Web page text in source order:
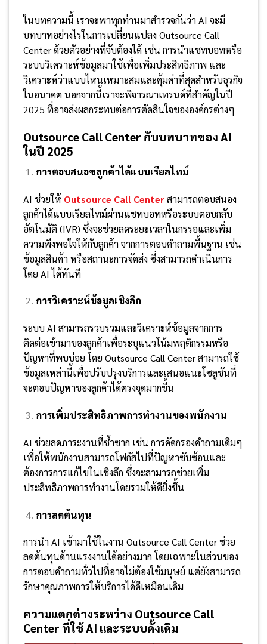
ในบทความนี้ เราจะพาทุกท่านมาสำรวจกันว่า AI จะมี
บทบาทอย่างไรในการเปลี่ยนแปลง Outsource Call
Center ด้วยตัวอย่างที่จับต้องได้ เช่น การนำแชทบอทหรือ
ระบบวิเคราะห์ข้อมูลมาใช้เพื่อเพิ่มประสิทธิภาพ และ
วิเคราะห์ว่าแบบไหนเหมาะสมและคุ้มค่าที่สุดสำหรับธุรกิจ
ในอนาคต นอกจากนี้เราจะพิจารณาเทรนด์ที่สำคัญในปี
2025 ที่อาจส่งผลกระทบต่อการตัดสินใจขององค์กรต่างๆ
Outsource Call Center กับบทบาทของ AI
ในปี 2025
การตอบสนอฃลูกค้าได้แบบเรียลไทม์
AI ช่วยให้ Outsource Call Centerสามารถตอบสนอง
ลูกค้าได้แบบเรียลไทม์ผ่านแชทบอทหรือระบบตอบกลับ
อัตโนมัติ (IVR) ซึ่งจะช่วยลดระยะเวลาในกรรอและเพิ่ม
ความพึงพอใจให้กับลูกค้า จากการตอบคำถามพื้นฐาน เช่น
ข้อมูลสินค้า หรือสถานะการจัดส่ง ซึ่งสามารถดำเนินการ
โดย AI ได้ทันที
การวิเคราะห์ข้อมูลเชิงลึก
ระบบ AI สามารถรวบรวมและวิเคราะห์ข้อมูลจากการ
ติดต่อเข้ามาของลูกค้าเพื่อระบุแนวโน้มพฤติกรรมหรือ
ปัญหาที่พบบ่อย โดย Outsource Call Center สามารถใช้
ข้อมูลเหล่านี้เพื่อปรับปรุงบริการและเสนอแนะโซลูชันที่
จะตอบปัญหาของลูกค้าได้ตรงจุดมากขึ้น
การเพิ่มประสิทธิภาพการทำงานของพนักงาน
AI ช่วยลดภาระงานที่ซ้ำซาก เช่น การคัดกรองคำถามเดิมๆ
เพื่อให้พนักงานสามารถโฟกัสไปที่ปัญหาซับซ้อนและ
ต้องการการแก้ไขในเชิงลึก ซึ่งจะสามารถช่วยเพิ่ม
ประสิทธิภาพการทำงานโดยรวมให้ดียิ่งขึ้น
การลดต้นทุน
การนำ AI เข้ามาใช้ในงาน Outsource Call Center ช่วย
ลดต้นทุนด้านแรงงานได้อย่างมาก โดยเฉพาะในส่วนของ
การตอบคำถามทั่วไปที่อาจไม่ต้องใช้มนุษย์ แต่ยังสามารถ
รักษาคุณภาพการให้บริการได้ดีเหมือนเดิม
ความแตกต่างระหว่าง Outsource Call
Center ที่ใช้ AI และระบบดั้งเดิม